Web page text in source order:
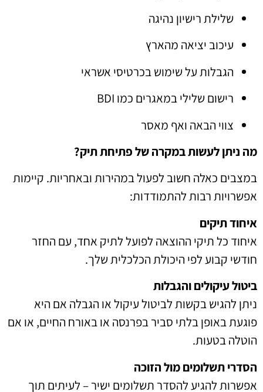
שלילת רישיון נהיגה
עיכוב יציאה מהארץ
הגבלות על שימוש בכרטיסי אשראי
רישום שלילי במאגרים כמו BDI
צווי הבאה ואף מאסר
מה ניתן לעשות במקרה של פתיחת תיק?
במצבים כאלה חשוב לפעול במהירות ובאחריות. קיימות
אפשרויות רבות להתמודדות:
איחוד תיקים
איחוד כל תיקי ההוצאה לפועל לתיק אחד, עם החזר
חודשי קבוע לפי היכולת הכלכלית שלך.
ביטול עיקולים והגבלות
ניתן להגיש בקשות לביטול עיקול או הגבלה אם היא
פוגעת באופן בלתי סביר בפרנסה או באורח החיים, או אם
הוטלה בטעות.
הסדרי תשלומים מול הזוכה
אפשרות להגיע להסדר תשלומים ישיר – לעיתים תוך